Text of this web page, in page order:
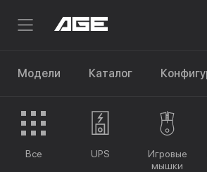
Модели Каталог
Все UPS
Игровые
мышки